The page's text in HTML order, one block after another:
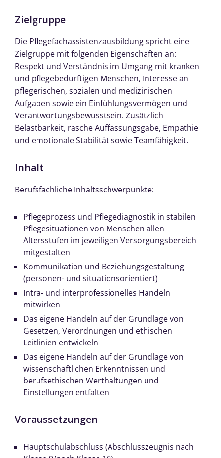
Zielgruppe
Die Pflegefachassistenzausbildung spricht eine
Zielgruppe mit folgenden Eigenschaften an:
Respekt und Verständnis im Umgang mit kranken
und pflegebedürftigen Menschen, Interesse an
pflegerischen, sozialen und medizinischen
Aufgaben sowie ein Einfühlungsvermögen und
Verantwortungsbewusstsein. Zusätzlich
Belastbarkeit, rasche Auffassungsgabe, Empathie
und emotionale Stabilität sowie Teamfähigkeit.
Inhalt
Berufsfachliche Inhaltsschwerpunkte:
Pflegeprozess und Pflegediagnostik in stabilen
Pflegesituationen von Menschen allen
Altersstufen im jeweiligen Versorgungsbereich
mitgestalten
Kommunikation und Beziehungsgestaltung
(personen- und situationsorientiert)
Intra- und interprofessionelles Handeln
mitwirken
Das eigene Handeln auf der Grundlage von
Gesetzen, Verordnungen und ethischen
Leitlinien entwickeln
Das eigene Handeln auf der Grundlage von
wissenschaftlichen Erkenntnissen und
berufsethischen Werthaltungen und
Einstellungen entfalten
Voraussetzungen
Hauptschulabschluss (Abschlusszeugnis nach